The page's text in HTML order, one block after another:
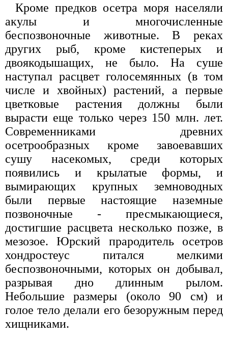
Кроме предков осетра моря населяли
акулы и многочисленные
беспозвоночные животные. В реках
других рыб, кроме кистеперых и
двоякодышащих, не было. На суше
наступал расцвет голосемянных (в том
числе и хвойных) растений, а первые
цветковые растения должны были
вырасти еще только через 150 млн. лет.
Современниками древних
осетрообразных кроме завоевавших
сушу насекомых, среди которых
появились и крылатые формы, и
вымирающих крупных земноводных
были первые настоящие наземные
позвоночные - пресмыкающиеся,
достигшие расцвета несколько позже, в
мезозое. Юрский прародитель осетров
хондростеус питался мелкими
беспозвоночными, которых он добывал,
разрывая дно длинным рылом.
Небольшие размеры (около 90 см) и
голое тело делали его безоружным перед
хищниками.